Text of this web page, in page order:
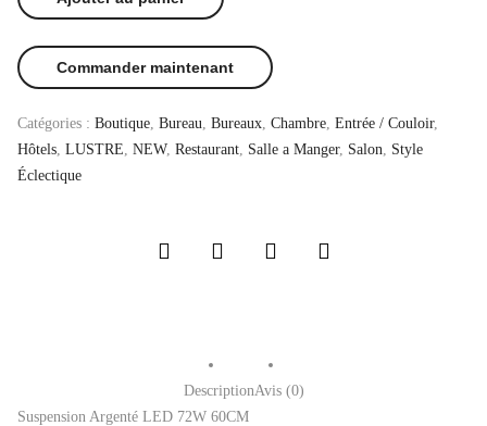
Commander maintenant
Catégories : Boutique, Bureau, Bureaux, Chambre, Entrée / Couloir,
Hôtels, LUSTRE, NEW, Restaurant, Salle a Manger, Salon, Style
Éclectique
DescriptionAvis (0)
Suspension Argenté LED 72W 60CM